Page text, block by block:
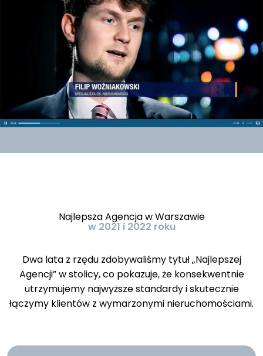
Najlepsza Agencja w Warszawie
w 2021 i 2022 roku
Dwa lata z rzędu zdobywaliśmy tytuł „Najlepszej
Agencji” w stolicy, co pokazuje, że konsekwentnie
utrzymujemy najwyższe standardy i skutecznie
łączymy klientów z wymarzonymi nieruchomościami.